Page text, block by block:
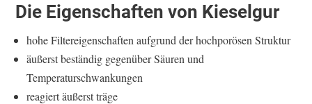
Die Eigenschaften von Kieselgur
hohe Filtereigenschaften aufgrund der hochporösen Struktur
äußerst beständig gegenüber Säuren und
Temperaturschwankungen
reagiert äußerst träge